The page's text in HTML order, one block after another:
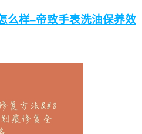
么样–帝致手表洗油保养效